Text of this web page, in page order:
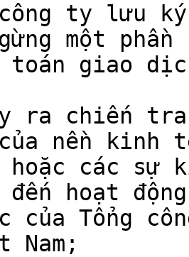
ty lưu
một
toán giao
ra chiến
nền kinh
các sự
đến hoạt
của Tổng
Nam;